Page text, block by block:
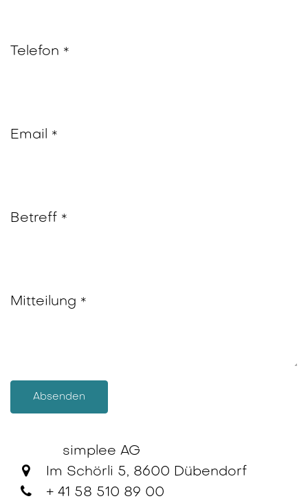
Telefon *
Email *
Betreff *
Mitteilung *
Absenden
simplee AG
Im Schörli 5, 8600 Dübendorf
+ 41 58 510 89 00